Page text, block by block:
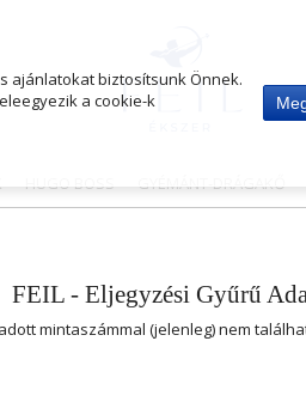
HUGO BOSS GYÉMÁNT-DRÁGAKŐ
FEIL - Eljegyzési Gyűrű
mintaszámmal (jelenleg) nem
ajánlatokat biztosítsunk Önnek.
a cookie-k